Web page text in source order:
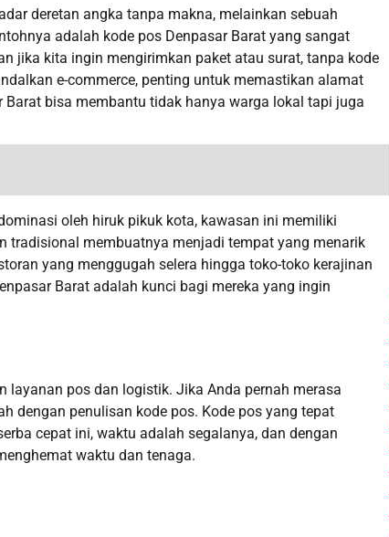
deretan angka tanpa makna, melainkan sebuah
adalah kode pos Denpasar Barat yang sangat
jika kita ingin mengirimkan paket atau surat, tanpa kode
e-commerce, penting untuk memastikan alamat
bisa membantu tidak hanya warga lokal tapi juga
oleh hiruk pikuk kota, kawasan ini memiliki
tradisional membuatnya menjadi tempat yang menarik
yang menggugah selera hingga toko-toko kerajinan
Barat adalah kunci bagi mereka yang ingin
layanan pos dan logistik. Jika Anda pernah merasa
dengan penulisan kode pos. Kode pos yang tepat
cepat ini, waktu adalah segalanya, dan dengan
waktu dan tenaga.